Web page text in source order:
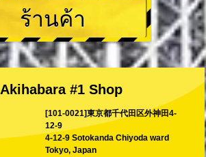
ร้านค้า
Akihabara #1 Shop
[101-0021]東京都千代田区外神田4-
12-9
4-12-9 Sotokanda Chiyoda ward
Tokyo, Japan